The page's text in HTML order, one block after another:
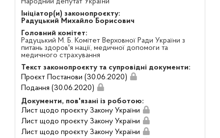
Ініціатор(и) законопроєкту:
Радуцький Михайло Борисович
Головний комітет:
Радуцький М. Б. Комітет Верховної Ради України з
питань здоров'я нації, медичної допомоги та
медичного страхування
Текст законопроєкту та супровідні документи:
Проєкт Постанови (30.06.2020)
Подання (30.06.2020)
Документи, пов'язані із роботою:
Лист щодо проєкту Закону України
Лист щодо проєкту Закону України
Лист щодо проєкту Закону України